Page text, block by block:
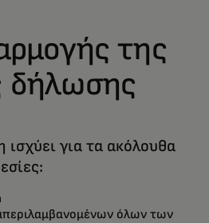
της
δήλωσης
για τα ακόλουθα
όλων των